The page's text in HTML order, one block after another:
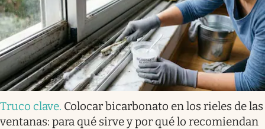
Truco clave. Colocar bicarbonato en los rieles de las
ventanas: para qué sirve y por qué lo recomiendan